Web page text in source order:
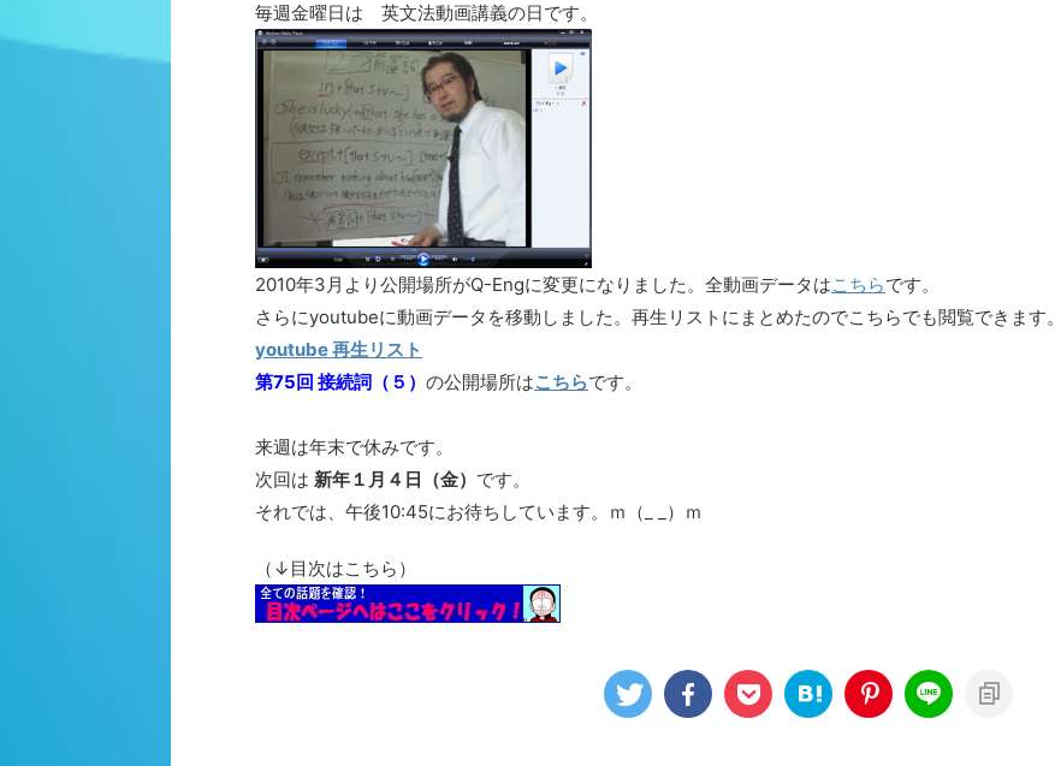
毎週金曜日は 英文法動画講義の日です。
2010年3月より公開場所がQ-Engに変更になりました。全動画データはこちらです。
さらにyoutubeに動画データを移動しました。再生リストにまとめたのでこちらでも閲覧できます。
youtube 再生リスト
第75回 接続詞（５） の公開場所はこちらです。
来週は年末で休みです。
次回は 新年１月４日（金） です。
それでは、午後10:45にお待ちしています。ｍ（_ _）ｍ
（↓目次はこちら）